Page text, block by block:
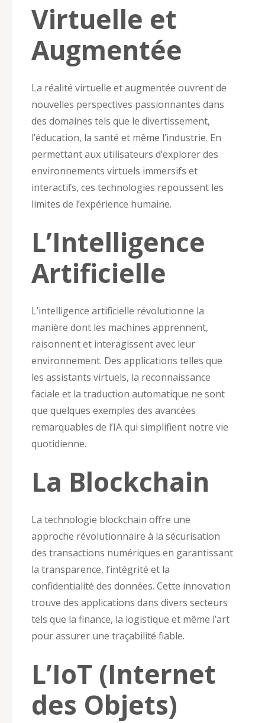
Virtuelle et
Augmentée
La réalité virtuelle et augmentée ouvrent de
nouvelles perspectives passionnantes dans
des domaines tels que le divertissement,
l’éducation, la santé et même l’industrie. En
permettant aux utilisateurs d’explorer des
environnements virtuels immersifs et
interactifs, ces technologies repoussent les
limites de l’expérience humaine.
L’Intelligence
Artificielle
L’intelligence artificielle révolutionne la
manière dont les machines apprennent,
raisonnent et interagissent avec leur
environnement. Des applications telles que
les assistants virtuels, la reconnaissance
faciale et la traduction automatique ne sont
que quelques exemples des avancées
remarquables de l’IA qui simplifient notre vie
quotidienne.
La Blockchain
La technologie blockchain offre une
approche révolutionnaire à la sécurisation
des transactions numériques en garantissant
la transparence, l’intégrité et la
confidentialité des données. Cette innovation
trouve des applications dans divers secteurs
tels que la finance, la logistique et même l’art
pour assurer une traçabilité fiable.
L’IoT (Internet
des Objets)